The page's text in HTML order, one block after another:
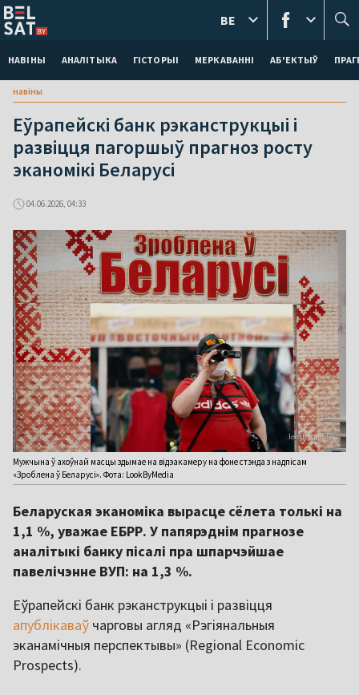
НАВІНЫ АНАЛІТЫКА ГІСТОРЫІ МЕРКАВАННI АБ'ЕКТЫЎ
BE
навіны
Еўрапейскі банк рэканструкцыі і
развіцця пагоршыў прагноз росту
эканомікі Беларусі
04.06.2026, 04:33
Мужчына ў ахоўнай масцы здымае на відэакамеру на фоне стэнда з надпісам
«Зроблена ў Беларусі». Фота: LookByMedia
Беларуская эканоміка вырасце сёлета толькі на
1,1 %, уважае ЕБРР. У папярэднім прагнозе
аналітыкі банку пісалі пра шпарчэйшае
павелічэнне ВУП: на 1,3 %.
Еўрапейскі банк рэканструкцыі і развіцця
апублікаваў чарговы агляд «Рэгіянальныя
эканамічныя перспектывы» (Regional Economic
Prospects).